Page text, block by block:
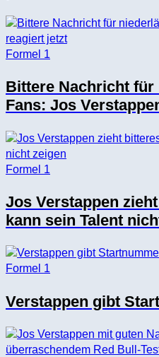
Formel 1
Bittere Nachricht
Fans: Jos
Formel 1
Jos Verstappen
kann sein Talent
Formel 1
Verstappen gibt